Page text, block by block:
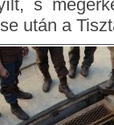
s
után a